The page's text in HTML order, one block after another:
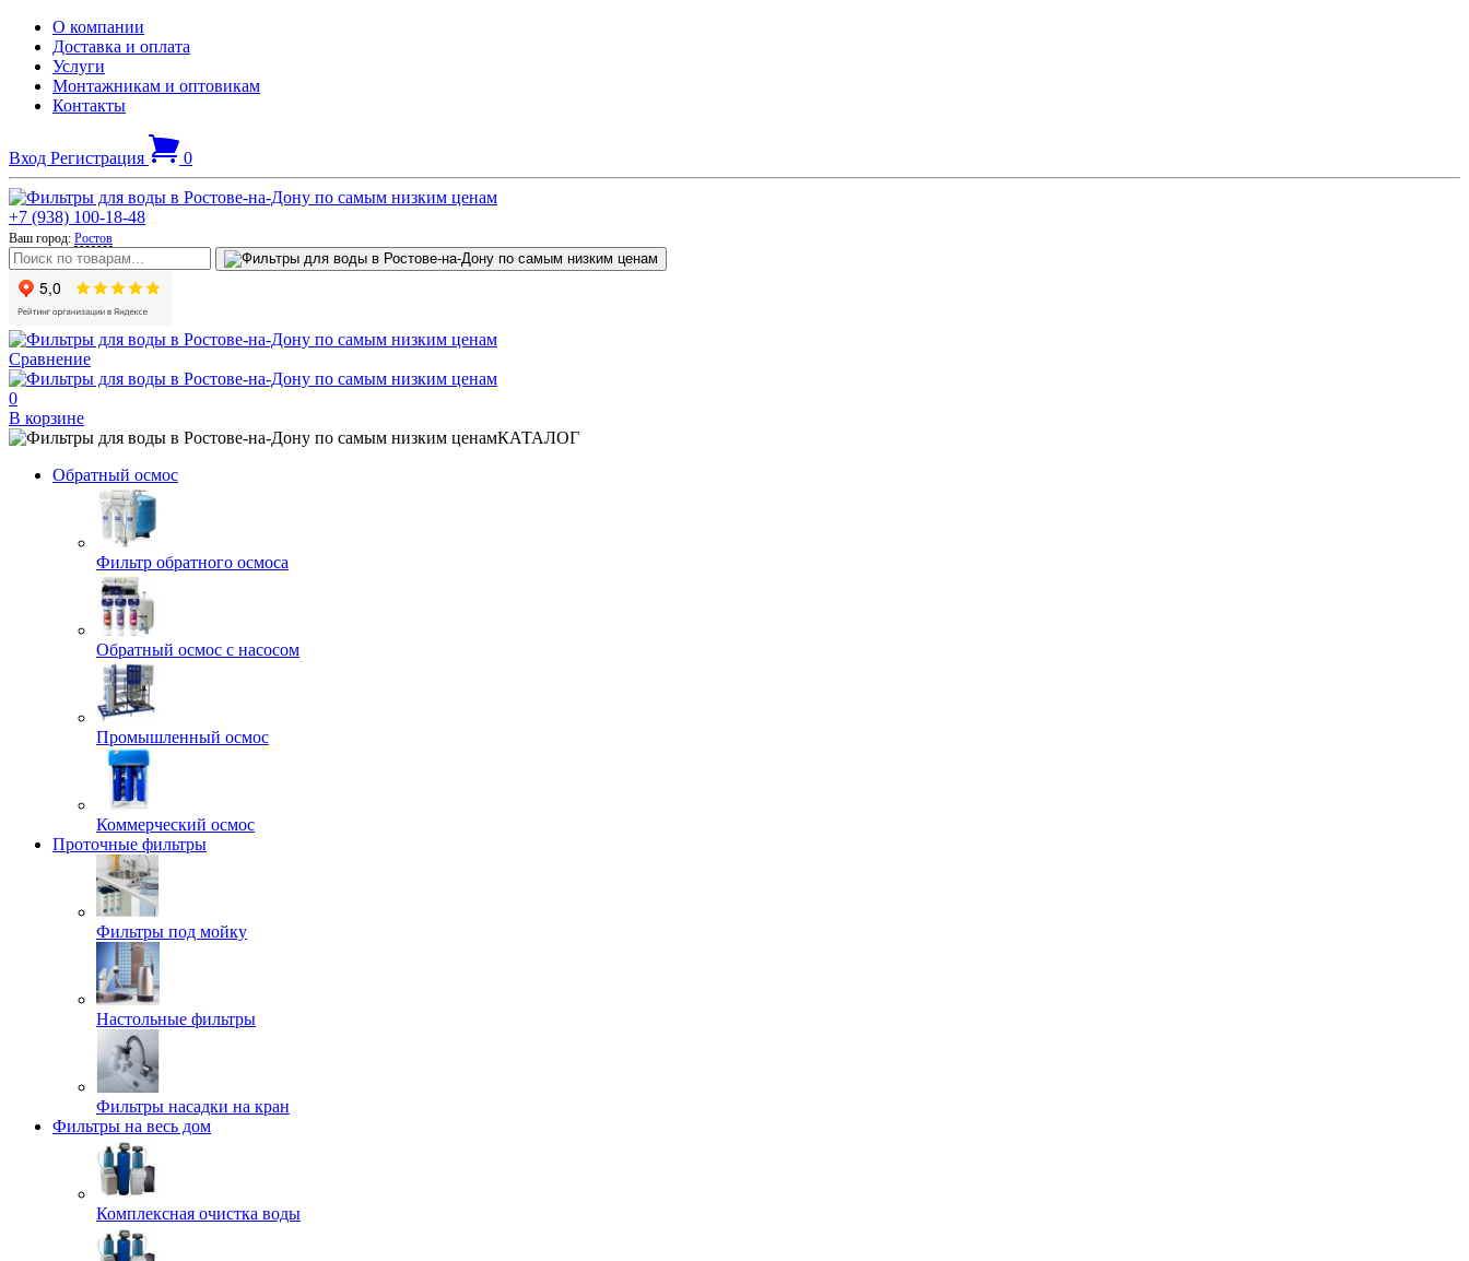
О компании
Доставка и оплата
Услуги
Монтажникам и оптовикам
Контакты
Вход Регистрация 0
+7 (938) 100-18-48
Ваш город: Ростов
Сравнение
0
В корзине
КАТАЛОГ
Обратный осмос
Фильтр обратного осмоса
Обратный осмос с насосом
Промышленный осмос
Коммерческий осмос
Проточные фильтры
Фильтры под мойку
Настольные фильтры
Фильтры насадки на кран
Фильтры на весь дом
Комплексная очистка воды